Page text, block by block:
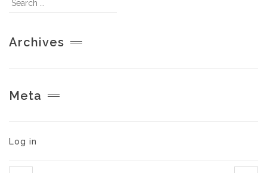
Archives
Meta
Log in